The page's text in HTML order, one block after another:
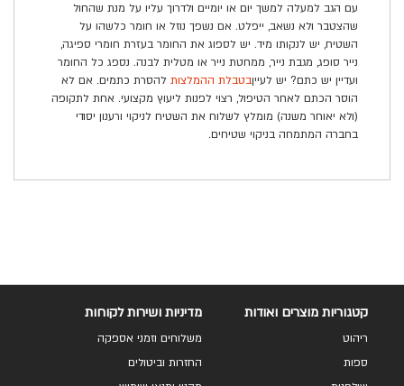
עם הגב למעלה למשך יום או יומיים ולדרוך עליו על מנת שהחול
שהצטבר ולא נשאב, ייפלט. אם נשפך נוזל או חומר כלשהו על
השטיח, יש לנקותו מיד. יש לספוג את החומר בעזרת חומרי ספיגה,
נייר סופג, מגבת נייר, ממחטת נייר או מטלית לבנה. נספג כל החומר
ועדיין יש כתם? יש לעייןבטבלת ההמלצות להסרת כתמים. אם לא
הוסר הכתם לאחר הטיפול, רצוי לפנות ליעוץ מקצועי. אחת לתקופה
(ולא יאוחר משנה) מומלץ לשלוח את השטיח לניקוי ורענון יסודי
בחברה המתמחה בניקוי שטיחים.
קטגוריות מוצרים ואודות
ריהוט
ספות
מדיניות ושירות לקוחות
משלוחים וזמני אספקה
החזרות וביטולים